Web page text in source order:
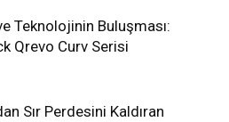
Teknolojinin Buluşması:
Qrevo Curv Serisi
Sır Perdesini Kaldıran